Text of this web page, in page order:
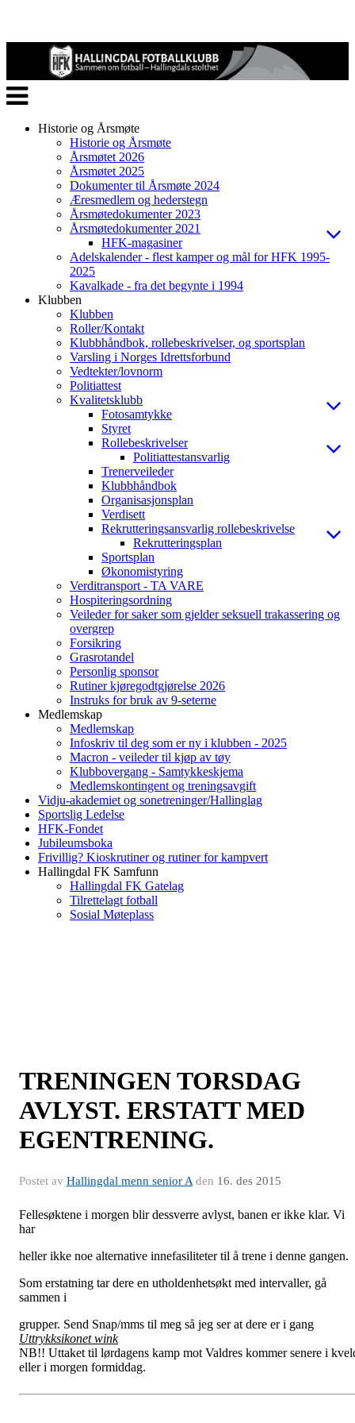
Veksle
navigasjon
Historie og Årsmøte
Historie og Årsmøte
Årsmøtet 2026
Årsmøtet 2025
Dokumenter til Årsmøte 2024
Æresmedlem og hederstegn
Årsmøtedokumenter 2023
Årsmøtedokumenter 2021
HFK-magasiner
Adelskalender - flest kamper og mål for HFK 1995-
2025
Kavalkade - fra det begynte i 1994
Klubben
Klubben
Roller/Kontakt
Klubbhåndbok, rollebeskrivelser, og sportsplan
Varsling i Norges Idrettsforbund
Vedtekter/lovnorm
Politiattest
Kvalitetsklubb
Fotosamtykke
Styret
Rollebeskrivelser
Politiattestansvarlig
Trenerveileder
Klubbhåndbok
Organisasjonsplan
Verdisett
Rekrutteringsansvarlig rollebeskrivelse
Rekrutteringsplan
Sportsplan
Økonomistyring
Verditransport - TA VARE
Hospiteringsordning
Veileder for saker som gjelder seksuell trakassering og
overgrep
Forsikring
Grasrotandel
Personlig sponsor
Rutiner kjøregodtgjørelse 2026
Instruks for bruk av 9-seterne
Medlemskap
Medlemskap
Infoskriv til deg som er ny i klubben - 2025
Macron - veileder til kjøp av tøy
Klubbovergang - Samtykkeskjema
Medlemskontingent og treningsavgift
Vidju-akademiet og sonetreninger/Hallinglag
Sportslig Ledelse
HFK-Fondet
Jubileumsboka
Frivillig? Kioskrutiner og rutiner for kampvert
Hallingdal FK Samfunn
Hallingdal FK Gatelag
Tilrettelagt fotball
Sosial Møteplass
TRENINGEN TORSDAG
AVLYST. ERSTATT MED
EGENTRENING.
Postet av Hallingdal menn senior A den 16. des 2015
Fellesøktene i morgen blir dessverre avlyst, banen er ikke klar. Vi
har
heller ikke noe alternative innefasiliteter til å trene i denne gangen.
Som erstatning tar dere en utholdenhetsøkt med intervaller, gå
sammen i
grupper. Send Snap/mms til meg så jeg ser at dere er i gang
Uttrykksikonet wink
NB!! Uttaket til lørdagens kamp mot Valdres kommer senere i
eller i morgen formiddag.